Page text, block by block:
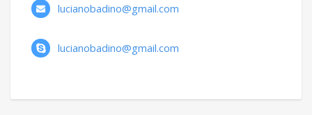
lucianobadino@gmail.com
lucianobadino@gmail.com